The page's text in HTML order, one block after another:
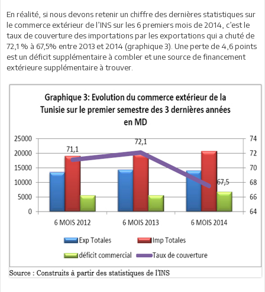
En réalité, si nous devons retenir un chiffre des dernières statistiques sur
le commerce extérieur de l’INS sur les 6 premiers mois de 2014, c’est le
taux de couverture des importations par les exportations qui a chuté de
72,1 % à 67,5% entre 2013 et 2014 (graphique 3). Une perte de 4,6 points
est un déficit supplémentaire à combler et une source de financement
extérieure supplémentaire à trouver.